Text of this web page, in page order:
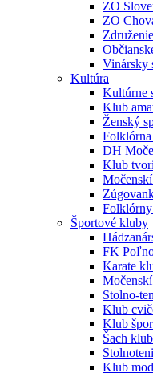
ZO
ZO
Vinársky
Kultúra
Kultúrne
Klub
Ženský
Folklórna
DH
Klub
Folklórny
Športové kluby
FK
Karate
Stolno-
Klub
Klub
Šach
Klub